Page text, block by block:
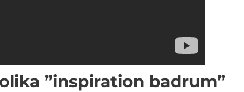
”inspiration badrum”